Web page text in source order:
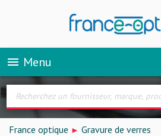
menu Menu
France optique Gravure de verres